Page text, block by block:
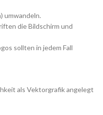
umwandeln.
die Bildschirm und
sollten in jedem Fall
als Vektorgrafik angelegt